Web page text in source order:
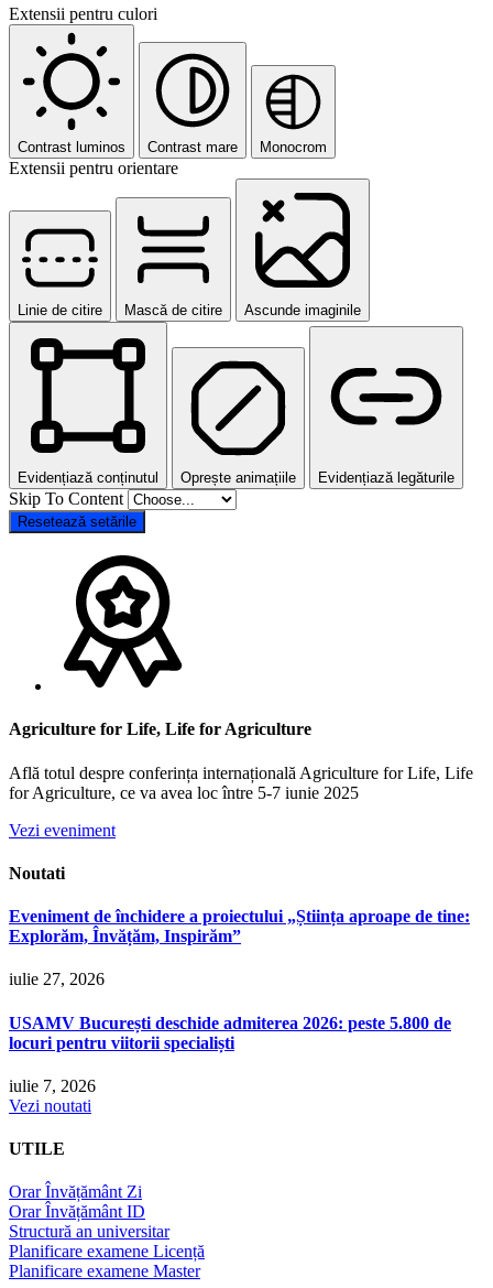
Extensii pentru culori
Contrast luminos Contrast mare Monocrom
Extensii pentru orientare
Linie de citire Mască de citire Ascunde imaginile
Evidențiază conținutul Oprește animațiile Evidențiază legăturile
Skip To Content
Resetează setările
Agriculture for Life, Life for Agriculture
Află totul despre conferința internațională Agriculture for Life, Life
for Agriculture, ce va avea loc între 5-7 iunie 2025
Vezi eveniment
Noutati
Eveniment de închidere a proiectului „Știința aproape de tine:
Explorăm, Învățăm, Inspirăm”
iulie 27, 2026
USAMV București deschide admiterea 2026: peste 5.800 de
locuri pentru viitorii specialiști
iulie 7, 2026
Vezi noutati
UTILE
Orar Învățământ Zi
Orar Învățământ ID
Structură an universitar
Planificare examene Licență
Planificare examene Master